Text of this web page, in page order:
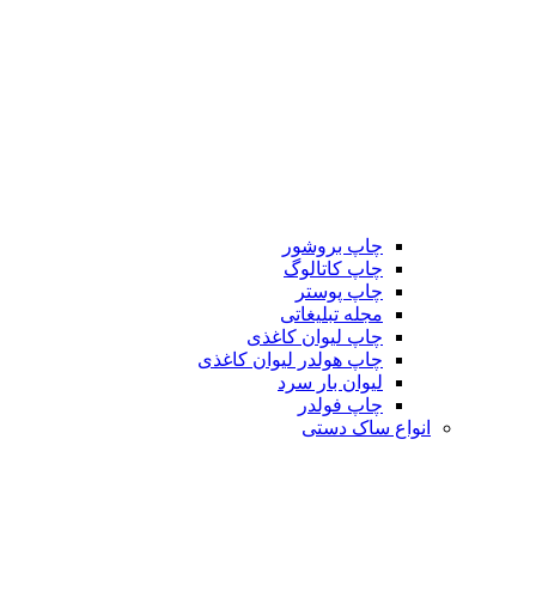
چاپ بروشور
چاپ کاتالوگ
چاپ پوستر
مجله تبلیغاتی
چاپ لیوان کاغذی
چاپ هولدر لیوان کاغذی
لیوان بار سرد
چاپ فولدر
انواع ساک دستی